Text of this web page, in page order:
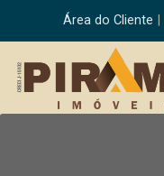
Área do Cliente